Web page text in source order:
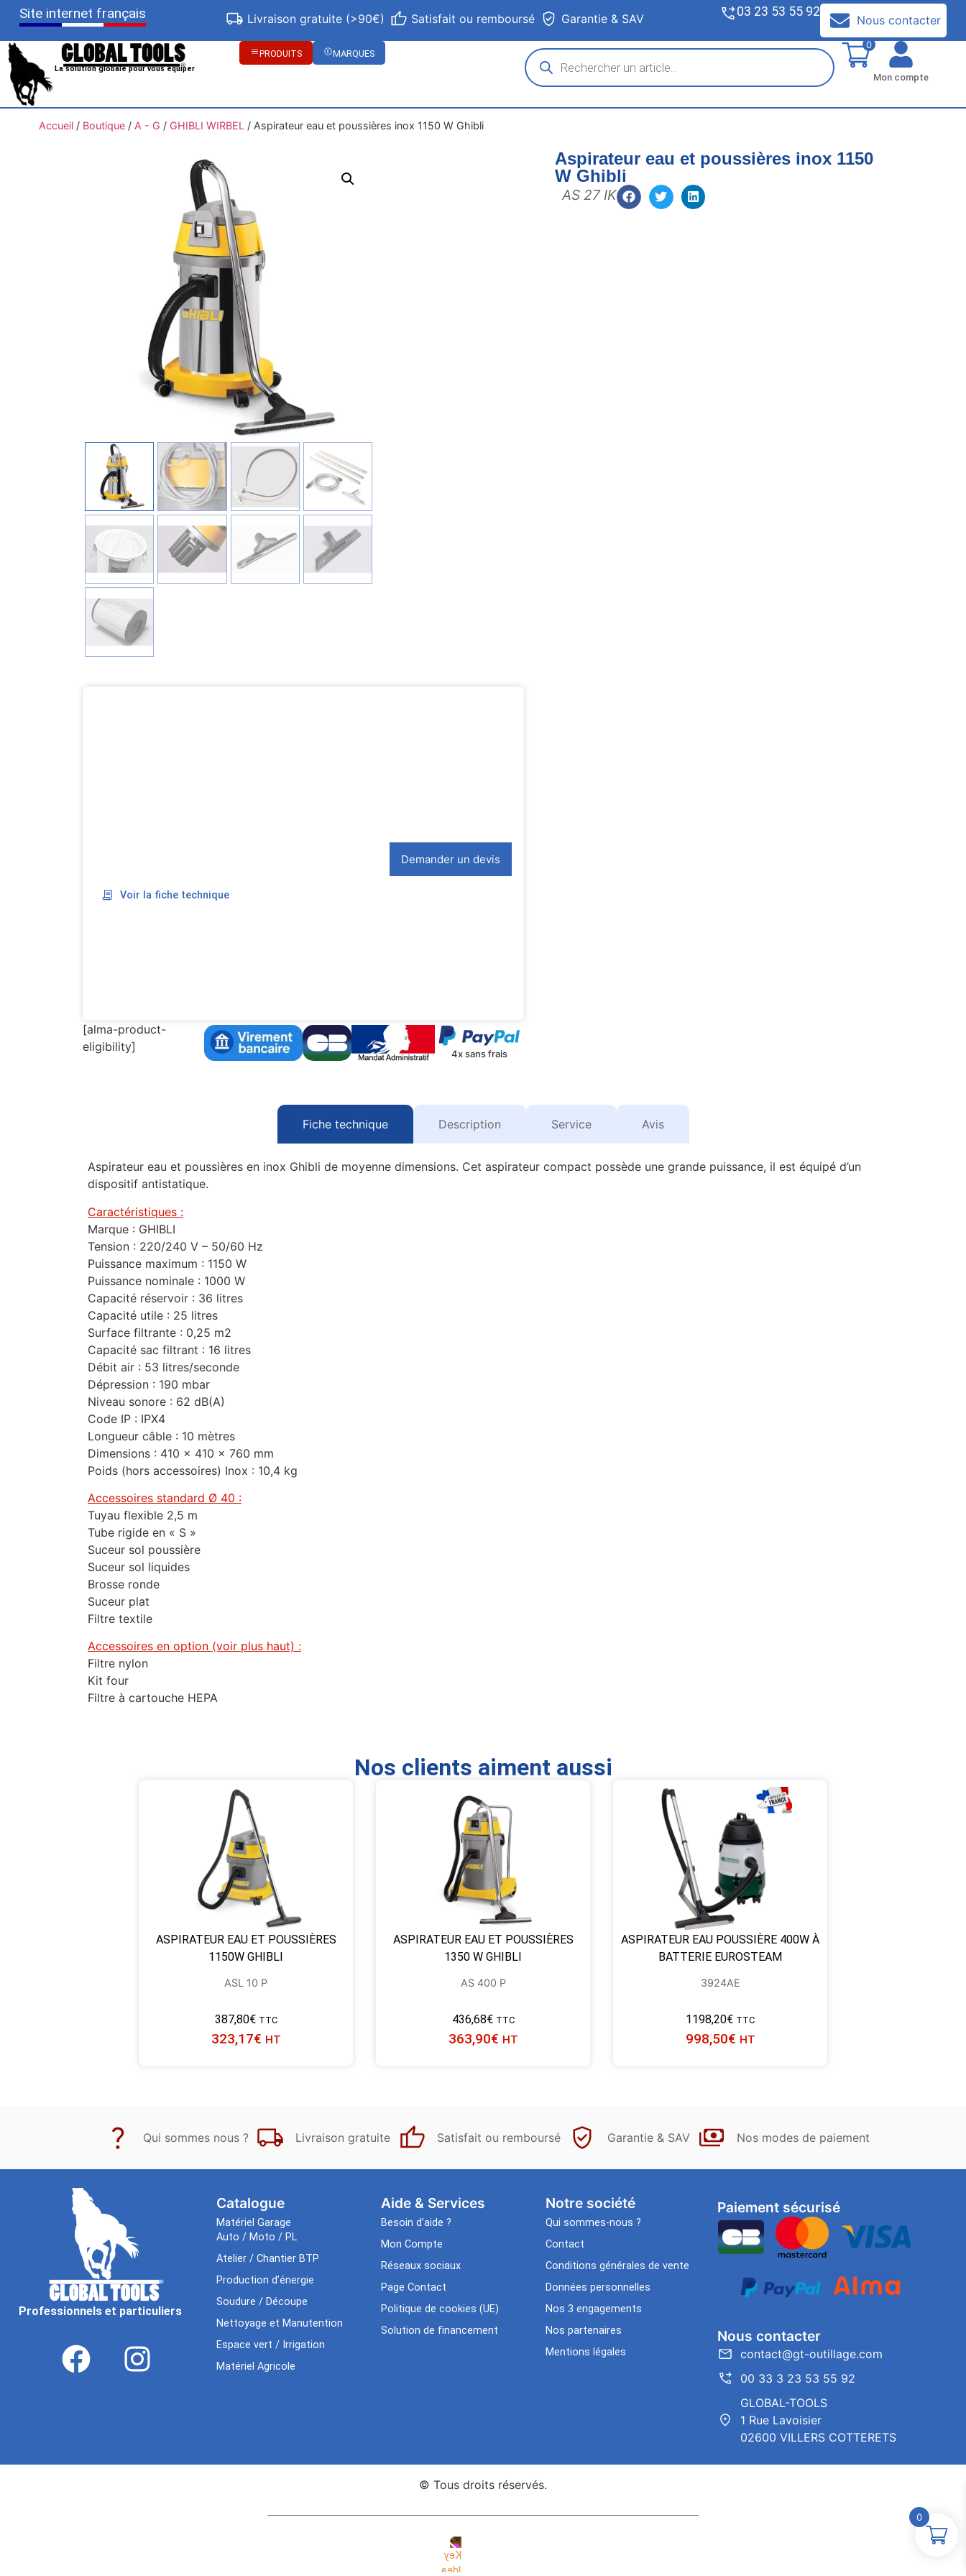
Site internet français Livraison gratuite (>90€) Satisfait ou remboursé Garantie & SAV 03 23 53 55 92
Nous contacter
La solution globale pour vous équiper
PRODUITS MARQUES
0
Mon compte
Accueil/ Boutique/ A - G / GHIBLI WIRBEL / Aspirateur eau et poussières inox 1150 W Ghibli
Aspirateur eau et poussières inox 1150
W Ghibli
AS 27 IK
Demander un devis
Voir la fiche technique
[alma-product-
eligibility]
4x sans frais
Fiche technique Description Service Avis
Aspirateur eau et poussières en inox Ghibli de moyenne dimensions. Cet aspirateur compact possède une grande puissance, il est équipé d’un
dispositif antistatique.
Caractéristiques :
Marque : GHIBLI
Tension : 220/240 V – 50/60 Hz
Puissance maximum : 1150 W
Puissance nominale : 1000 W
Capacité réservoir : 36 litres
Capacité utile : 25 litres
Surface filtrante : 0,25 m2
Capacité sac filtrant : 16 litres
Débit air : 53 litres/seconde
Dépression : 190 mbar
Niveau sonore : 62 dB(A)
Code IP : IPX4
Longueur câble : 10 mètres
Dimensions : 410 x 410 x 760 mm
Poids (hors accessoires) Inox : 10,4 kg
Accessoires standard Ø 40 :
Tuyau flexible 2,5 m
Tube rigide en « S »
Suceur sol poussière
Suceur sol liquides
Brosse ronde
Suceur plat
Filtre textile
Accessoires en option (voir plus haut) :
Filtre nylon
Kit four
Filtre à cartouche HEPA
Nos clients aiment aussi
ASPIRATEUR EAU ET POUSSIÈRES
1150W GHIBLI
ASL 10 P
387,80€ TTC
323,17€ HT
ASPIRATEUR EAU ET POUSSIÈRES
1350 W GHIBLI
AS 400 P
436,68€ TTC
363,90€ HT
ASPIRATEUR EAU POUSSIÈRE 400W À
BATTERIE EUROSTEAM
3924AE
1198,20€ TTC
998,50€ HT
Qui sommes nous ? Livraison gratuite Satisfait ou remboursé Garantie & SAV Nos modes de paiement
Professionnels et particuliers
Catalogue
Matériel Garage
Auto / Moto / PL
Atelier / Chantier BTP
Production d’énergie
Soudure / Découpe
Nettoyage et Manutention
Espace vert / Irrigation
Matériel Agricole
Aide & Services​
Besoin d’aide ?
Mon Compte
Réseaux sociaux
Page Contact
Politique de cookies (UE)
Solution de financement
Notre société
Qui sommes-nous ?
Contact
Conditions générales de vente
Données personnelles
Nos 3 engagements
Nos partenaires
Mentions légales
Paiement sécurisé
Nous contacter
contact@gt-outillage.com
00 33 3 23 53 55 92
GLOBAL-TOOLS
1 Rue Lavoisier
02600 VILLERS COTTERETS
© Tous droits réservés.
0